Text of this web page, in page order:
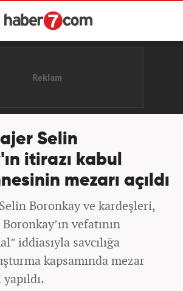
Selin
itirazı kabul
mezarı açıldı
Boronkay ve kardeşleri,
vefatının
iddiasıyla savcılığa
kapsamında mezar